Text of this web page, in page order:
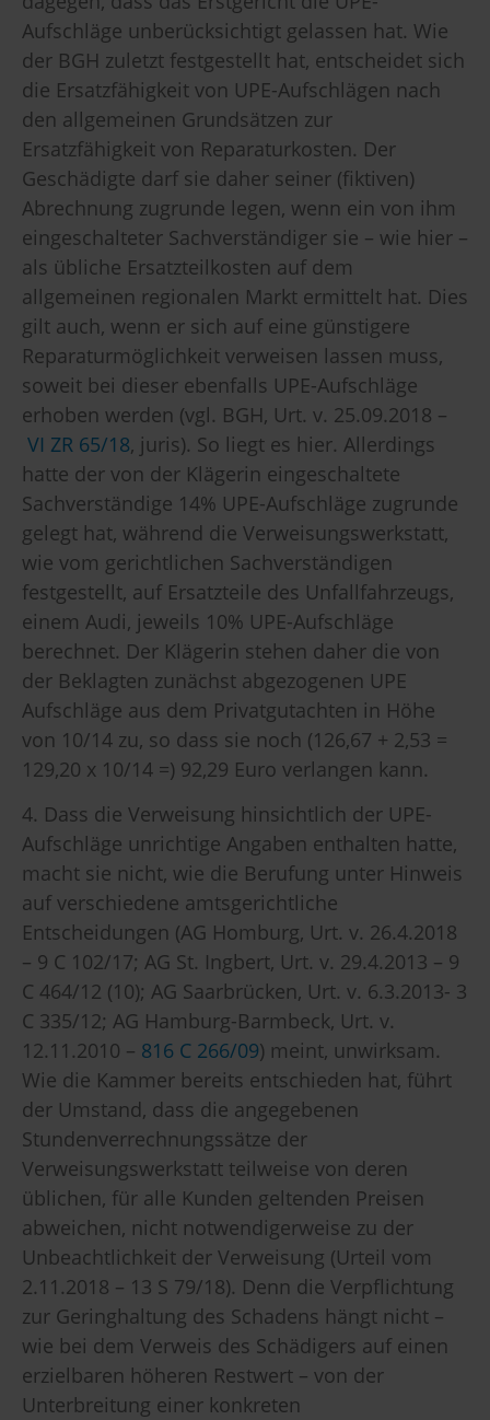
Aufschläge unberücksichtigt gelassen hat. Wie
der BGH zuletzt festgestellt hat, entscheidet sich
die Ersatzfähigkeit von UPE-Aufschlägen nach
den allgemeinen Grundsätzen zur
Ersatzfähigkeit von Reparaturkosten. Der
Geschädigte darf sie daher seiner (fiktiven)
Abrechnung zugrunde legen, wenn ein von ihm
eingeschalteter Sachverständiger sie – wie hier –
als übliche Ersatzteilkosten auf dem
allgemeinen regionalen Markt ermittelt hat. Dies
gilt auch, wenn er sich auf eine günstigere
Reparaturmöglichkeit verweisen lassen muss,
soweit bei dieser ebenfalls UPE-Aufschläge
erhoben werden (vgl. BGH, Urt. v. 25.09.2018 –
VI ZR 65/18, juris). So liegt es hier. Allerdings
hatte der von der Klägerin eingeschaltete
Sachverständige 14% UPE-Aufschläge zugrunde
gelegt hat, während die Verweisungswerkstatt,
wie vom gerichtlichen Sachverständigen
festgestellt, auf Ersatzteile des Unfallfahrzeugs,
einem Audi, jeweils 10% UPE-Aufschläge
berechnet. Der Klägerin stehen daher die von
der Beklagten zunächst abgezogenen UPE
Aufschläge aus dem Privatgutachten in Höhe
von 10/14 zu, so dass sie noch (126,67 + 2,53 =
129,20 x 10/14 =) 92,29 Euro verlangen kann.
4. Dass die Verweisung hinsichtlich der UPE-
Aufschläge unrichtige Angaben enthalten hatte,
macht sie nicht, wie die Berufung unter Hinweis
auf verschiedene amtsgerichtliche
Entscheidungen (AG Homburg, Urt. v. 26.4.2018
– 9 C 102/17; AG St. Ingbert, Urt. v. 29.4.2013 – 9
C 464/12 (10); AG Saarbrücken, Urt. v. 6.3.2013- 3
C 335/12; AG Hamburg-Barmbeck, Urt. v.
12.11.2010 – 816 C 266/09) meint, unwirksam.
Wie die Kammer bereits entschieden hat, führt
der Umstand, dass die angegebenen
Stundenverrechnungssätze der
Verweisungswerkstatt teilweise von deren
üblichen, für alle Kunden geltenden Preisen
abweichen, nicht notwendigerweise zu der
Unbeachtlichkeit der Verweisung (Urteil vom
2.11.2018 – 13 S 79/18). Denn die Verpflichtung
zur Geringhaltung des Schadens hängt nicht –
wie bei dem Verweis des Schädigers auf einen
erzielbaren höheren Restwert – von der
Unterbreitung einer konkreten